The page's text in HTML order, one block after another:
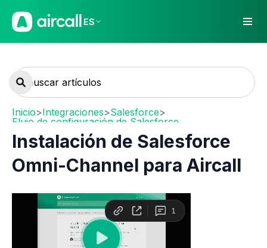
ES
Inicio>Integraciones>Salesforce>
Flujo de configuración de Salesforce
Instalación de Salesforce
Omni-Channel para Aircall